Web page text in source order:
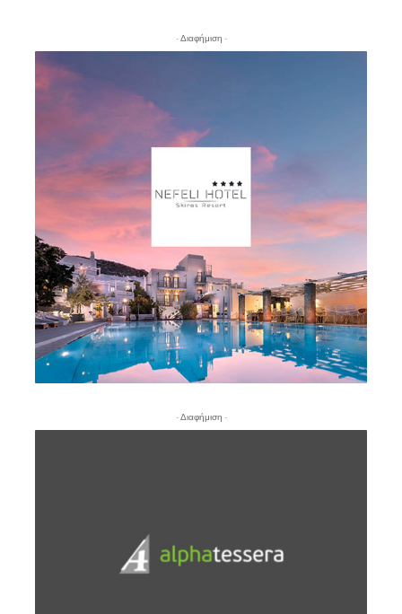
- Διαφήμιση -
- Διαφήμιση -